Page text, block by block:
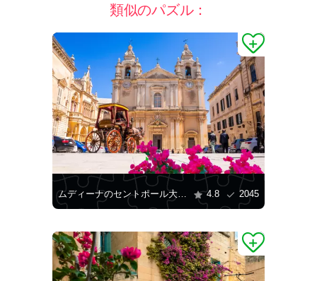
類似のパズル：
ムディーナのセントポール大聖堂 4.8 2045